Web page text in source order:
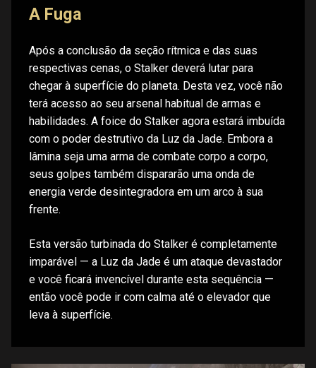
A Fuga
Após a conclusão da seção rítmica e das suas
respectivas cenas, o Stalker deverá lutar para
chegar à superfície do planeta. Desta vez, você não
terá acesso ao seu arsenal habitual de armas e
habilidades. A foice do Stalker agora estará imbuída
com o poder destrutivo da Luz da Jade. Embora a
lâmina seja uma arma de combate corpo a corpo,
seus golpes também dispararão uma onda de
energia verde desintegradora em um arco à sua
frente.
Esta versão turbinada do Stalker é completamente
imparável — a Luz da Jade é um ataque devastador
e você ficará invencível durante esta sequência —
então você pode ir com calma até o elevador que
leva à superfície.